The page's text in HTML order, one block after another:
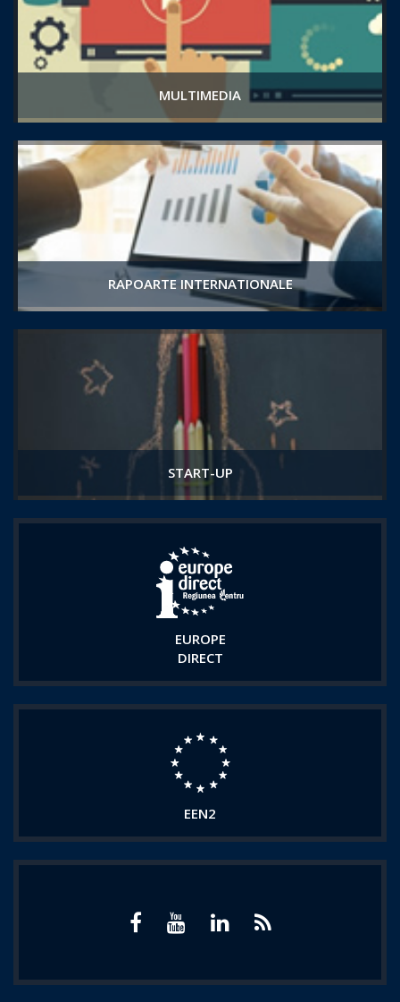
MULTIMEDIA
RAPOARTE INTERNATIONALE
START-UP
EUROPE
DIRECT
EEN2